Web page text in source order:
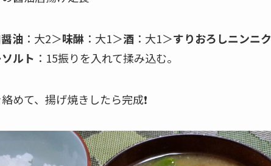
油 ：大2＞味醂 ：大1＞酒 ：大1＞すりおろしニンニク
ルト ：15振りを入れて揉み込む。
めて、揚げ焼きしたら完成❗